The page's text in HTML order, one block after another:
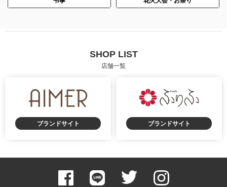
SHOP LIST
店舗一覧
ブランドサイト ブランドサイト